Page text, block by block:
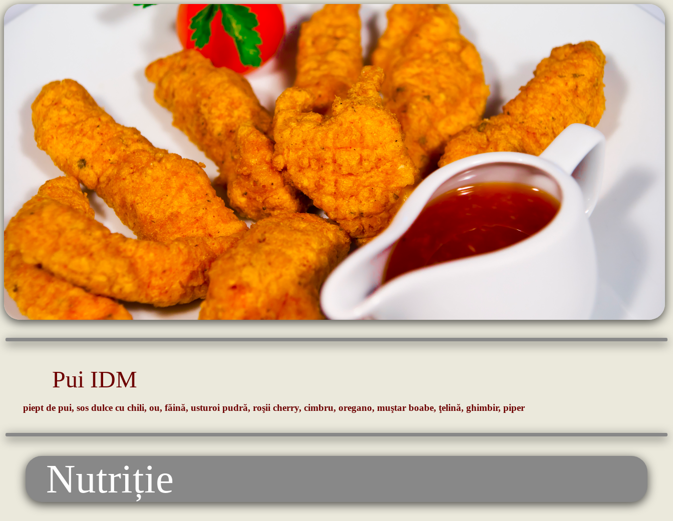
Pui IDM
piept de pui, sos dulce cu chili, ou, făină, usturoi pudră, roşii cherry, cimbru, oregano, muştar boabe, ţelină, ghimbir, piper
Nutriție